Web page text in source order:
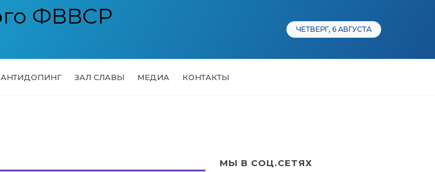
ЧЕТВЕРГ, 6 АВГУСТА
АНТИДОПИНГ ЗАЛ СЛАВЫ МЕДИА КОНТАКТЫ
МЫ В СОЦ.СЕТЯХ